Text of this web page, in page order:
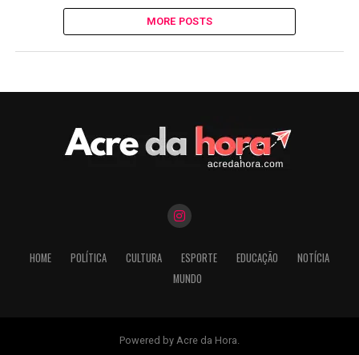
MORE POSTS
HOME POLÍTICA CULTURA ESPORTE EDUCAÇÃO
NOTÍCIA
MUNDO
Powered by Acre da Hora.